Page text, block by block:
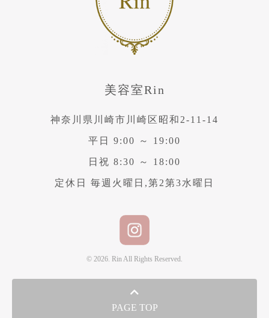
美容室Rin
神奈川県川崎市川崎区昭和2-11-14
平日 9:00 ～ 19:00
日祝 8:30 ～ 18:00
定休日 毎週火曜日,第2第3水曜日
© 2026. Rin All Rights Reserved.
PAGE TOP